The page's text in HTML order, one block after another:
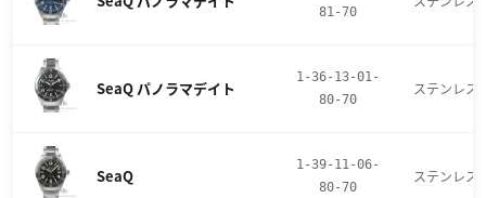
81-70
SeaQ パノラマデイト
1-36-13-01-
80-70
ステンレス
SeaQ
1-39-11-06-
80-70
ステンレス